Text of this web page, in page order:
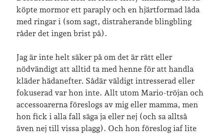
Inlägg om geocaching
köpte mormor ett paraply och en hjärtformad låda
med ringar i (som sagt, distraherande blingbling
råder det ingen brist på).
Jag är inte helt säker på om det är rätt eller
nödvändigt att alltid ta med henne för att handla
kläder hädanefter. Sådär väldigt intresserad eller
fokuserad var hon inte. Allt utom Mario-tröjan och
accessoarerna föreslogs av mig eller mamma, men
hon fick i alla fall säga ja eller nej (och sa alltså
även nej till vissa plagg). Och hon föreslog iaf lite